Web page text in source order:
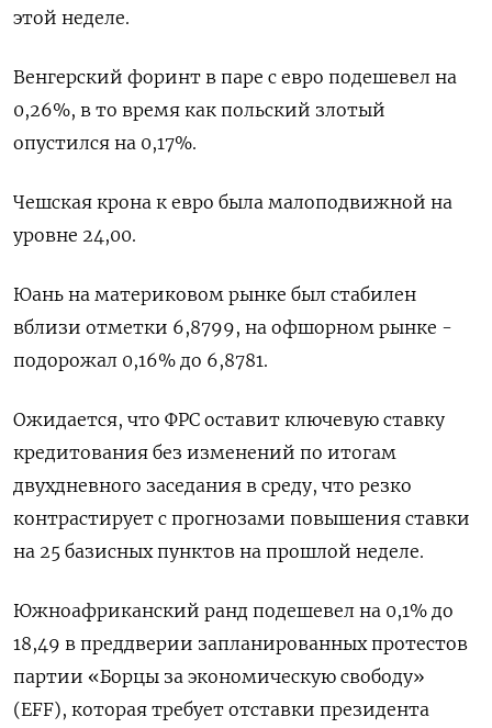
этой неделе.
Венгерский форинт в паре с евро подешевел на
0,26%, в то время как польский злотый
опустился на 0,17%.
Чешская крона к евро была малоподвижной на
уровне 24,00.
Юань на материковом рынке был стабилен
вблизи отметки 6,8799​, на офшорном рынке -
подорожал 0,16% до 6,8781.
Ожидается, что ФРС оставит ключевую ставку
кредитования без изменений по итогам
двухдневного заседания в среду, что резко
контрастирует с прогнозами повышения ставки
на 25 базисных пунктов на прошлой неделе.
Южноафриканский ранд подешевел на 0,1% до
18,49 в преддверии запланированных протестов
партии «Борцы за экономическую свободу»
(EFF), которая требует отставки президента